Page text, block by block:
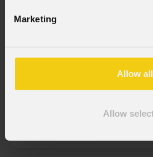
Marketing
Allow all
Allow
4° - 38°
IP rating